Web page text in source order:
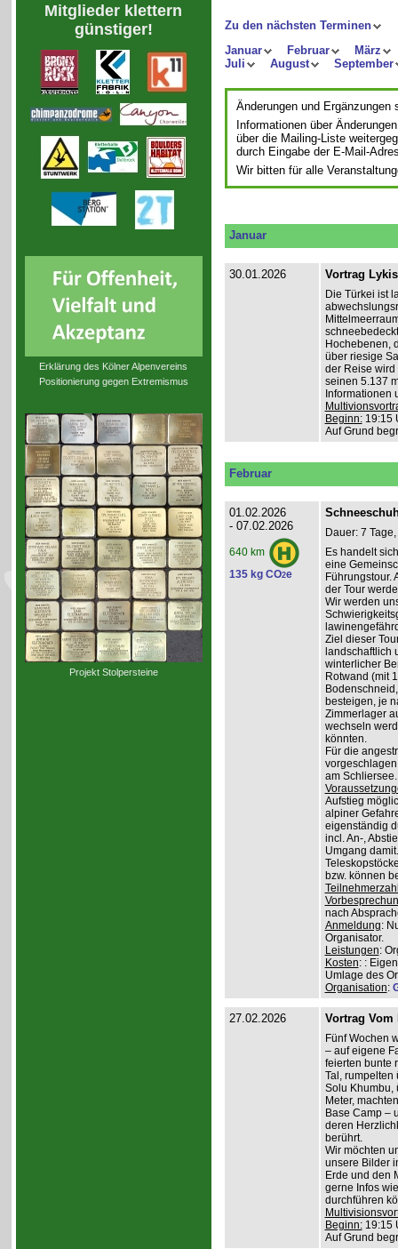
Mitglieder klettern
günstiger!
Erklärung des Kölner Alpenvereins
Positionierung gegen Extremismus
Projekt Stolpersteine
Zu den nächsten Terminen
Januar
Februar
März
Juli
August September
Änderungen und Ergänzungen
Informationen über
über die Mailing-Liste
durch Eingabe der E-Mail-
Wir bitten für alle
Januar
30.01.2026 Vortrag
Die Türkei ist
Hochebenen,
über riesige
der Reise wird
seinen 5.137
Informationen
Beginn:19:15
Auf Grund
Februar
01.02.2026
- 07.02.2026
640 km
135 kg CO2e
Dauer: 7
Es handelt
eine
Führungstour.
der Tour
Wir werden
Ziel dieser
landschaftlich
winterlicher
Rotwand (mit
besteigen, je
Zimmerlager
wechseln
könnten.
Für die
am
Aufstieg
alpiner
eigenständig
incl. An-,
Umgang
bzw. können
nach
Anmeldung:
Organisator.
Leistungen:
Kosten: :
Umlage des
Organisation:
27.02.2026 Vortrag Vom
Fünf Wochen
– auf eigene
feierten bunte
Tal, rumpelten
Solu Khumbu,
Meter,
Base Camp –
deren
berührt.
Wir möchten
unsere Bilder
Erde und den
gerne Infos
durchführen
Beginn:19:15
Auf Grund